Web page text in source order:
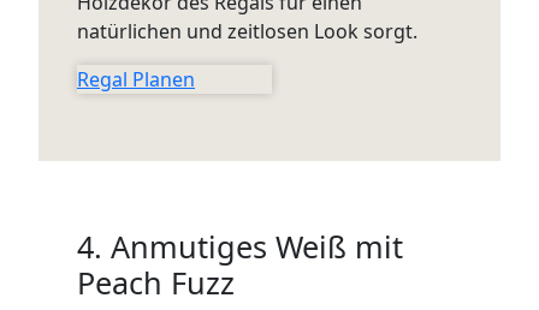
natürlichen und zeitlosen Look sorgt.
Regal Planen
4. Anmutiges Weiß mit
Peach Fuzz